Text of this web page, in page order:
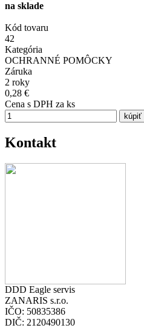
na sklade
Kód tovaru
42
Kategória
OCHRANNÉ POMÔCKY
Záruka
2 roky
0,28 €
Cena s DPH za ks
Kontakt
DDD Eagle servis
ZANARIS s.r.o.
IČO: 50835386
DIČ: 2120490130